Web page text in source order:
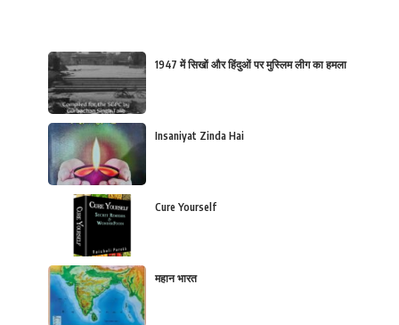
1947 में सिखों और हिंदुओं पर मुस्लिम लीग का हमला
Insaniyat Zinda Hai
Cure Yourself
महान भारत